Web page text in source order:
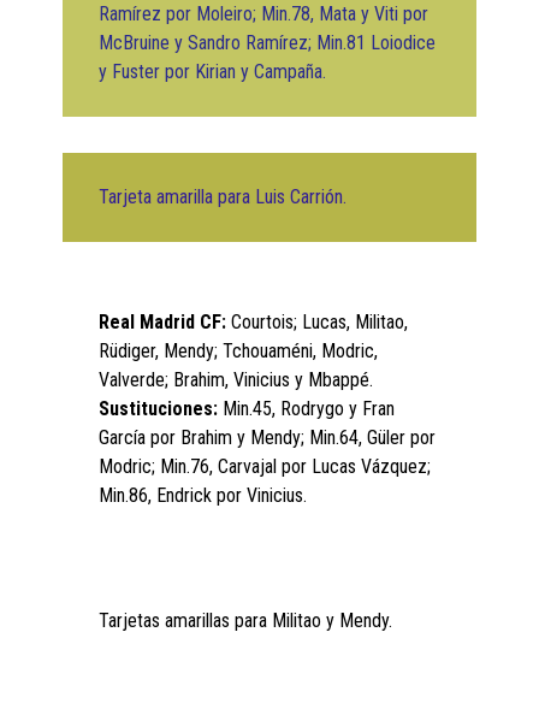
Ramírez por Moleiro; Min.78, Mata y Viti por
McBruine y Sandro Ramírez; Min.81 Loiodice
y Fuster por Kirian y Campaña.
Tarjeta amarilla para Luis Carrión.
Real Madrid CF: Courtois; Lucas, Militao,
Rüdiger, Mendy; Tchouaméni, Modric,
Valverde; Brahim, Vinicius y Mbappé.
Sustituciones: Min.45, Rodrygo y Fran
García por Brahim y Mendy; Min.64, Güler por
Modric; Min.76, Carvajal por Lucas Vázquez;
Min.86, Endrick por Vinicius.
Tarjetas amarillas para Militao y Mendy.